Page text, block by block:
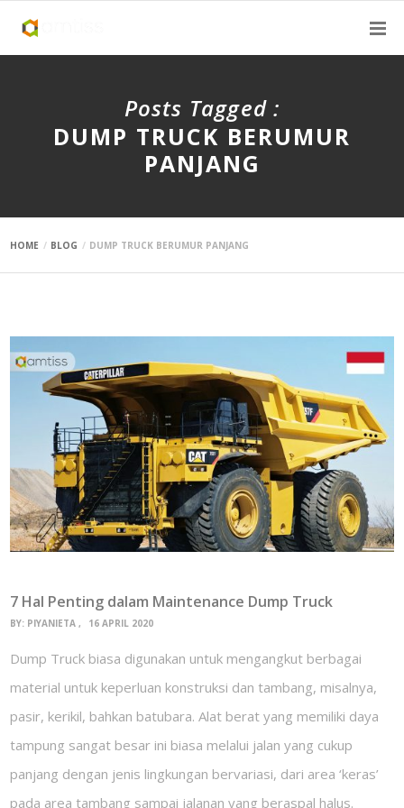
Posts Tagged :
DUMP TRUCK BERUMUR
PANJANG
HOME BLOG DUMP TRUCK BERUMUR PANJANG
7 Hal Penting dalam Maintenance Dump Truck
BY: PIYANIETA 16 APRIL 2020
Dump Truck biasa digunakan untuk mengangkut berbagai
material untuk keperluan konstruksi dan tambang, misalnya,
pasir, kerikil, bahkan batubara. Alat berat yang memiliki daya
tampung sangat besar ini biasa melalui jalan yang cukup
panjang dengan jenis lingkungan bervariasi, dari area ‘keras’
pada area tambang sampai jalanan yang beraspal halus.